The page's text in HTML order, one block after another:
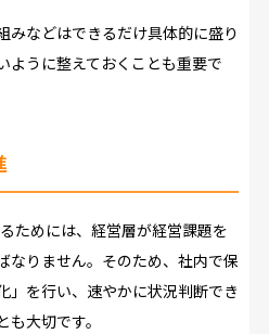
みなどはできるだけ具体的に盛り
ように整えておくことも重要で
ためには、経営層が経営課題を
なりません。そのため、社内で保
」を行い、速やかに状況判断でき
大切です。